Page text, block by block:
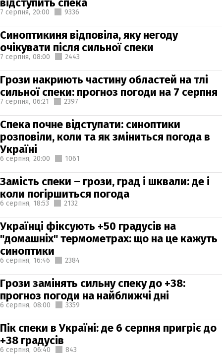
7 серпня, 20:00 9336
Синоптикиня відповіла, яку негоду
очікувати після сильної спеки
7 серпня, 08:00 2443
Грози накриють частину областей на тлі
сильної спеки: прогноз погоди на 7 серпня
7 серпня, 06:21 2397
Спека почне відступати: синоптики
розповіли, коли та як зміниться погода в
Україні
6 серпня, 20:00 1061
Замість спеки – грози, град і шквали: де і
коли погіршиться погода
6 серпня, 18:53 2132
Українці фіксують +50 градусів на
"домашніх" термометрах: що на це кажуть
синоптики
6 серпня, 16:46 2384
Грози замінять сильну спеку до +38:
прогноз погоди на найближчі дні
6 серпня, 08:00 3359
Пік спеки в Україні: де 6 серпня пригріє до
+38 градусів
6 серпня, 06:40 843